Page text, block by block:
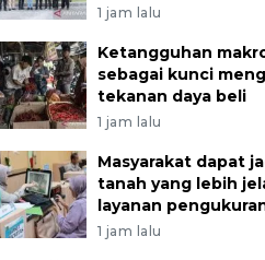
1 jam lalu
Ketangguhan
sebagai kunci
tekanan daya beli
1 jam lalu
Masyarakat dapat
tanah yang lebih
layanan
1 jam lalu